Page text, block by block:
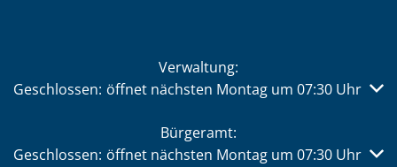
Verwaltung:
Klicken, um weitere Öffnungs- oder Schließzeiten
Geschlossen: öffnet nächsten Montag um 07:30 Uhr
Bürgeramt:
Klicken, um weitere Öffnungs- oder Schließzeiten
Geschlossen: öffnet nächsten Montag um 07:30 Uhr